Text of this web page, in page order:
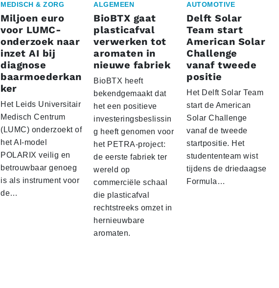
MEDISCH & ZORG
Miljoen euro
voor LUMC-
onderzoek naar
inzet AI bij
diagnose
baarmoederkan
ker
Het Leids Universitair
Medisch Centrum
(LUMC) onderzoekt of
het AI-model
POLARIX veilig en
betrouwbaar genoeg
is als instrument voor
de…
ALGEMEEN
BioBTX gaat
plasticafval
verwerken tot
aromaten in
nieuwe fabriek
BioBTX heeft
bekendgemaakt dat
het een positieve
investeringsbeslissin
g heeft genomen voor
het PETRA-project:
de eerste fabriek ter
wereld op
commerciële schaal
die plasticafval
rechtstreeks omzet in
hernieuwbare
aromaten.
AUTOMOTIVE
Delft Solar
Team start
American Solar
Challenge
vanaf tweede
positie
Het Delft Solar Team
start de American
Solar Challenge
vanaf de tweede
startpositie. Het
studententeam wist
tijdens de driedaagse
Formula…